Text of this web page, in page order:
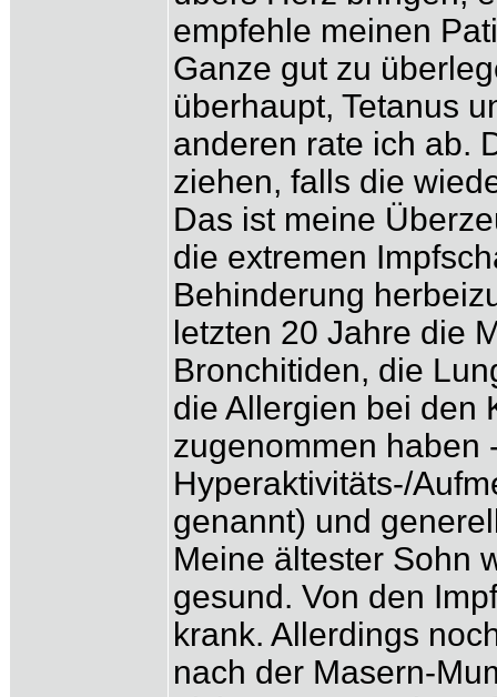
empfehle meinen
Ganze gut zu
überhaupt, Tetanus
anderen rate ich ab.
ziehen, falls die
Das ist meine
die extremen
Behinderung
letzten 20 Jahre die
Bronchitiden, die
die Allergien bei den
zugenommen haben
Hyperaktivitäts-/
genannt) und
Meine ältester Sohn
gesund. Von den
krank. Allerdings
nach der Masern-